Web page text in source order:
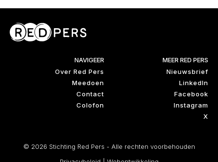
NAVIGEER
Over Red Pers
Meedoen
Contact
Colofon
MEER RED PERS
Nieuwsbrief
LinkedIn
Facebook
Instagram
X
© 2026 Stichting Red Pers - Alle rechten voorbehouden